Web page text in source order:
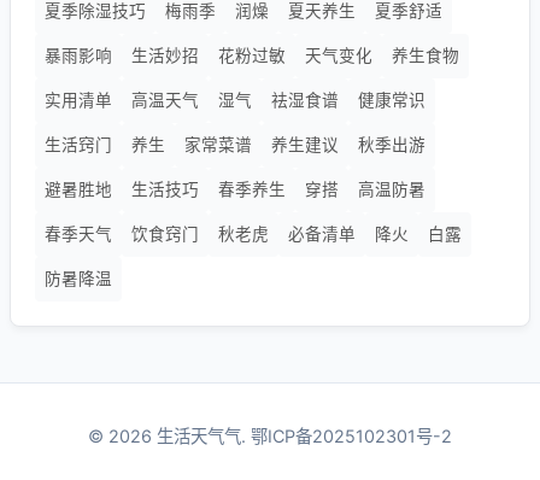
夏季除湿技巧 梅雨季 润燥 夏天养生 夏季舒适
暴雨影响 生活妙招 花粉过敏 天气变化 养生食物
实用清单 高温天气 湿气 祛湿食谱 健康常识
生活窍门 养生 家常菜谱 养生建议 秋季出游
避暑胜地 生活技巧 春季养生 穿搭 高温防暑
春季天气 饮食窍门 秋老虎 必备清单 降火 白露
防暑降温
© 2026 生活天气气. 鄂ICP备2025102301号-2